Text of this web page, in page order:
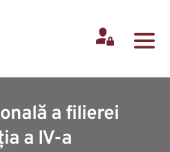
a filierei
a IV-a